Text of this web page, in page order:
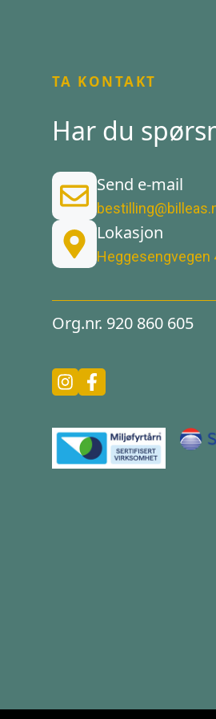
TA KONTAKT
Har du
Send e-mail
Lokasjon
Heggesengvegen
Org.nr. 920 860 605